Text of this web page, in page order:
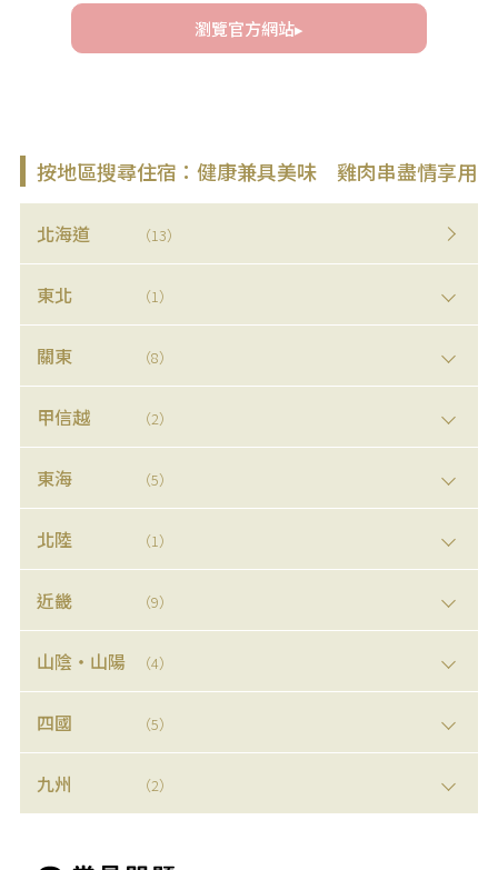
瀏覽官方網站▸
按地區搜尋住宿：健康兼具美味 雞肉串盡情享用
北海道 （13）
東北 （1）
關東 （8）
甲信越 （2）
東海 （5）
北陸 （1）
近畿 （9）
山陰・山陽 （4）
四國 （5）
九州 （2）